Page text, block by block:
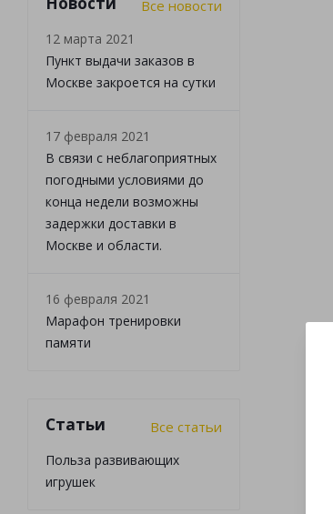
Все новости
12 марта 2021
Пункт выдачи заказов в
Москве закроется на сутки
17 февраля 2021
В связи с неблагоприятных
погодными условиями до
конца недели возможны
задержки доставки в
Москве и области.
16 февраля 2021
Марафон тренировки
памяти
Статьи Все статьи
Польза развивающих
игрушек